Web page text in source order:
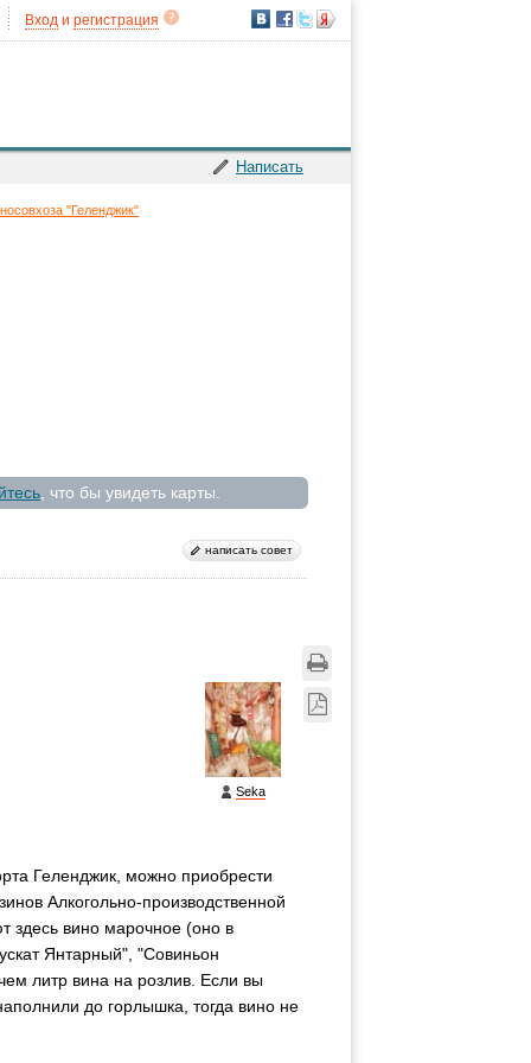
Вход и регистрация
Написать
"Геленджик"
, что бы увидеть карты.
написать совет
Seka
Геленджик, можно приобрести
Алкогольно-производственной
здесь вино марочное (оно в
Янтарный", "Совиньон
литр вина на розлив. Если вы
до горлышка, тогда вино не